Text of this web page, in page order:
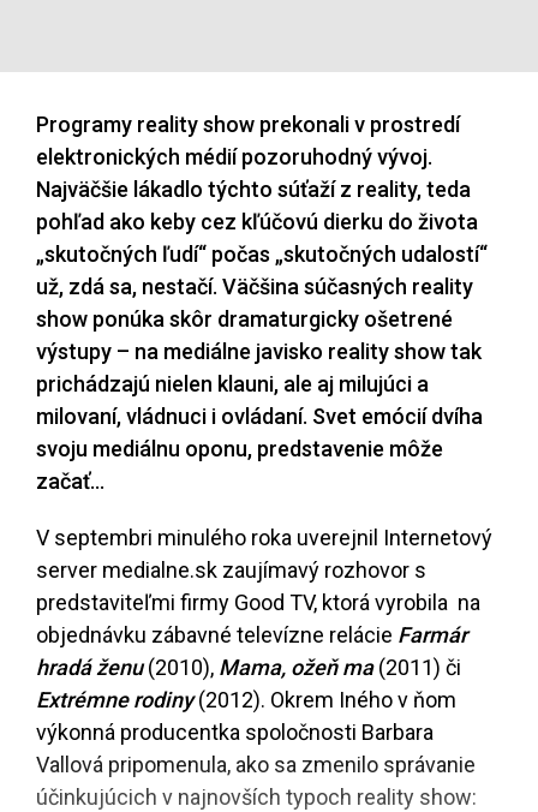
Programy reality show prekonali v prostredí
elektronických médií pozoruhodný vývoj.
Najväčšie lákadlo týchto súťaží z reality, teda
pohľad ako keby cez kľúčovú dierku do života
„skutočných ľudí“ počas „skutočných udalostí“
už, zdá sa, nestačí. Väčšina súčasných reality
show ponúka skôr dramaturgicky ošetrené
výstupy – na mediálne javisko reality show tak
prichádzajú nielen klauni, ale aj milujúci a
milovaní, vládnuci i ovládaní. Svet emócií dvíha
svoju mediálnu oponu, predstavenie môže
začať…
V septembri minulého roka uverejnil Internetový
server medialne.sk zaujímavý rozhovor s
predstaviteľmi firmy Good TV, ktorá vyrobila na
objednávku zábavné televízne relácie Farmár
hradá ženu (2010), Mama, ožeň ma(2011) či
Extrémne rodiny(2012). Okrem Iného v ňom
výkonná producentka spoločnosti Barbara
Vallová pripomenula, ako sa zmenilo správanie
účinkujúcich v najnovších typoch reality show: